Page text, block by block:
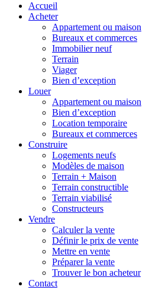
Accueil
Acheter
Appartement ou maison
Bureaux et commerces
Immobilier neuf
Terrain
Viager
Bien d’exception
Louer
Appartement ou maison
Bien d’exception
Location temporaire
Bureaux et commerces
Construire
Logements neufs
Modèles de maison
Terrain + Maison
Terrain constructible
Terrain viabilisé
Constructeurs
Vendre
Calculer la vente
Définir le prix de vente
Mettre en vente
Préparer la vente
Trouver le bon acheteur
Contact